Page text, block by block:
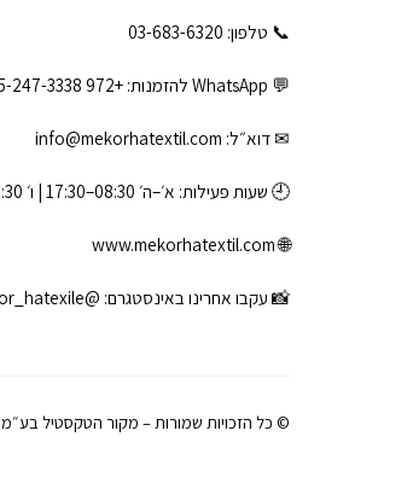
📞 טלפון: ‎03-683-6320
💬 WhatsApp להזמנות: +972 55-247-3338
✉ דוא״ל: info@mekorhatextil.com
🕘 שעות פעילות: א׳–ה׳ 08:30–17:30 | ו׳ 08:30–12:00
🌐
www.mekorhatextil.com
📸 עקבו אחרינו באינסטגרם: @makor_hatexile
© כל הזכויות שמורות – מקור הטקסטיל בע״מ